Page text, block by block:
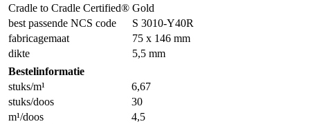
Cradle to Cradle Certified® Gold
best passende NCS code
S 3010-Y40R
fabricagemaat
75 x 146 mm
dikte
5,5 mm
Bestelinformatie
stuks/m¹
6,67
stuks/doos
30
m¹/doos
4,5